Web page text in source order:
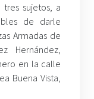
sujetos, a
de darle
Armadas de
Hernández,
en la calle
Buena Vista,